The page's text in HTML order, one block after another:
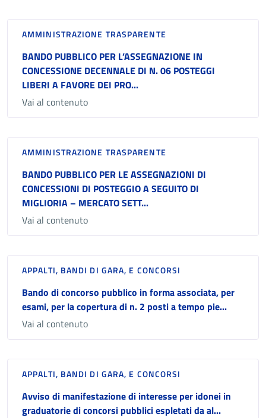
AMMINISTRAZIONE TRASPARENTE
BANDO PUBBLICO PER L’ASSEGNAZIONE IN
CONCESSIONE DECENNALE DI N. 06 POSTEGGI
LIBERI A FAVORE DEI PRO...
Vai al contenuto
AMMINISTRAZIONE TRASPARENTE
BANDO PUBBLICO PER LE ASSEGNAZIONI DI
CONCESSIONI DI POSTEGGIO A SEGUITO DI
MIGLIORIA – MERCATO SETT...
Vai al contenuto
APPALTI, BANDI DI GARA, E CONCORSI
Bando di concorso pubblico in forma associata, per
esami, per la copertura di n. 2 posti a tempo pie...
Vai al contenuto
APPALTI, BANDI DI GARA, E CONCORSI
Avviso di manifestazione di interesse per idonei in
graduatorie di concorsi pubblici espletati da al...